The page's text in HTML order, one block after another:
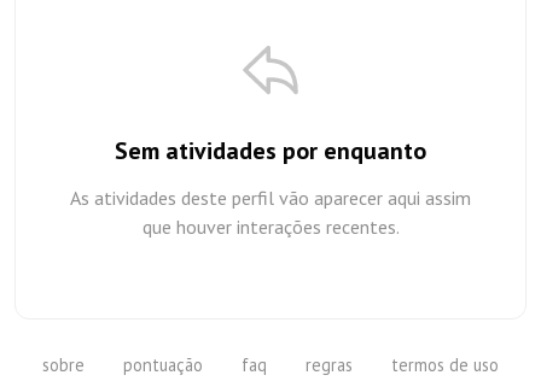
Sem atividades por enquanto
As atividades deste perfil vão aparecer aqui assim
que houver interações recentes.
sobre pontuação faq regras termos de uso